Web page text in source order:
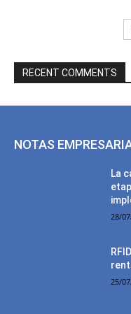
RECENT COMMENTS
NOTAS
La
28/
25/